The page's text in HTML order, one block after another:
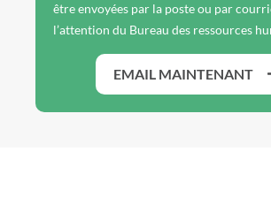
être envoyées par la poste ou par
l’attention du Bureau des ressources
EMAIL MAINTENANT